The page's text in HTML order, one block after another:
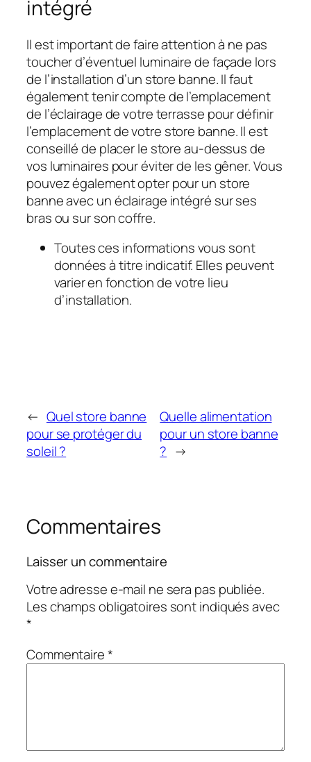
intégré
Il est important de faire attention à ne pas
toucher d’éventuel luminaire de façade lors
de l’installation d’un store banne. Il faut
également tenir compte de l’emplacement
de l’éclairage de votre terrasse pour définir
l’emplacement de votre store banne. Il est
conseillé de placer le store au-dessus de
vos luminaires pour éviter de les gêner. Vous
pouvez également opter pour un store
banne avec un éclairage intégré sur ses
bras ou sur son coffre.
Toutes ces informations vous sont
données à titre indicatif. Elles peuvent
varier en fonction de votre lieu
d’installation.
← Quel store banne
pour se protéger du
soleil ?
Quelle alimentation
pour un store banne
? →
Commentaires
Laisser un commentaire
Votre adresse e-mail ne sera pas publiée.
Les champs obligatoires sont indiqués avec
*
Commentaire*